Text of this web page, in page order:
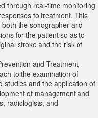
through real-time monitoring
to treatment. This
the sonographer and
for the patient so as to
stroke and the risk of
and Treatment,
to the examination of
studies and the application of
of management and
radiologists, and